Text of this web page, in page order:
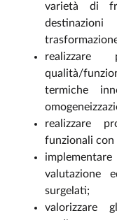
varietà di
qualità/
termiche
realizzare
funzionali
valutazione
surgelati;
valorizzare